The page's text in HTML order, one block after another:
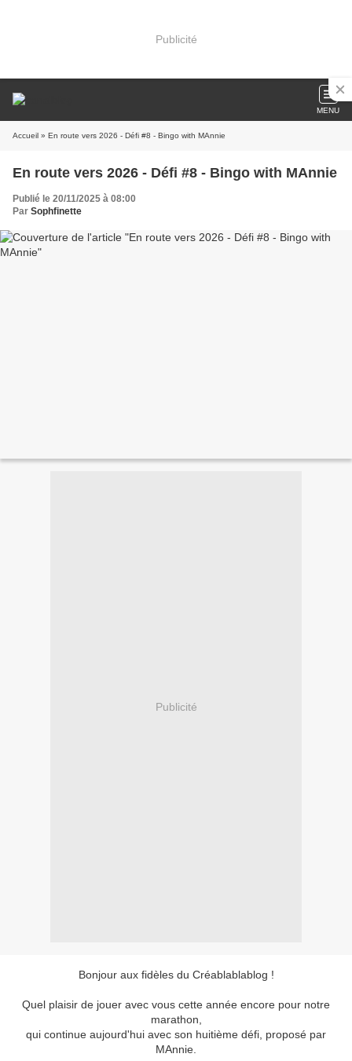
Publicité
MENU
Accueil » En route vers 2026 - Défi #8 - Bingo with MAnnie
En route vers 2026 - Défi #8 - Bingo with MAnnie
Publié le 20/11/2025 à 08:00
Par Sophfinette
Publicité
Bonjour aux fidèles du Créablablablog !
Quel plaisir de jouer avec vous cette année encore pour notre
marathon,
qui continue aujourd'hui avec son huitième défi, proposé par
MAnnie.